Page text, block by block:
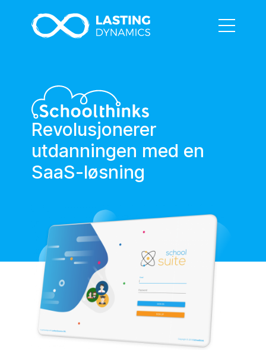
Revolusjonerer
utdanningen med en
SaaS-løsning